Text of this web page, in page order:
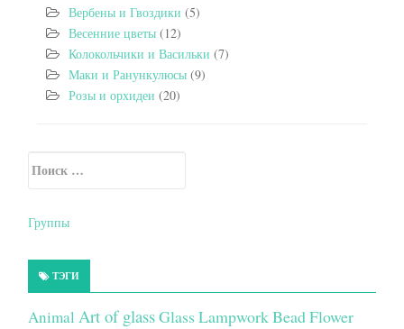
Вербены и Гвоздики (5)
Весенние цветы (12)
Колокольчики и Васильки (7)
Маки и Ранункулюсы (9)
Розы и орхидеи (20)
Secondary Sidebar
Искать:
Группы
ТЭГИ
Animal Art of glassGlass Lampwork Bead Flower